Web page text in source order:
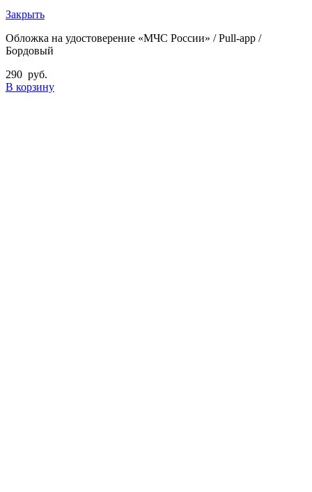
Закрыть
Обложка на удостоверение «МЧС России» / Pull-app /
Бордовый
290 руб.
В корзину